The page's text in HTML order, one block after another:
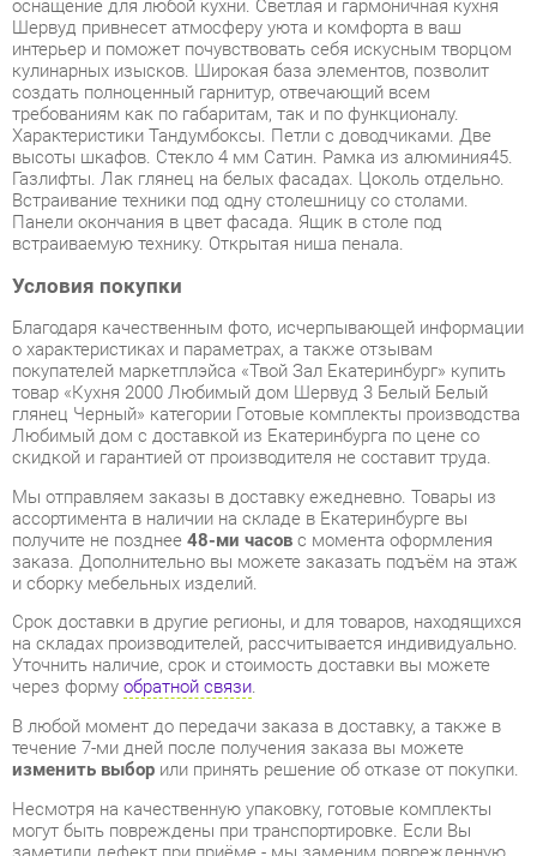
требованиям как по габаритам, так и по функционалу.
Характеристики Тандумбоксы. Петли с доводчиками. Две
высоты шкафов. Стекло 4 мм Сатин. Рамка из алюминия45.
Газлифты. Лак глянец на белых фасадах. Цоколь отдельно.
Встраивание техники под одну столешницу со столами.
Панели окончания в цвет фасада. Ящик в столе под
встраиваемую технику. Открытая ниша пенала.
Условия покупки
Благодаря качественным фото, исчерпывающей информации
о характеристиках и параметрах, а также отзывам
товар «Кухня 2000 Любимый дом Шервуд 3 Белый Белый
Любимый дом с доставкой из Екатеринбурга по цене со
скидкой и гарантией от производителя не составит труда.
Мы отправляем заказы в доставку ежедневно. Товары из
ассортимента в наличии на складе в Екатеринбурге вы
получите не позднее48-ми часовс момента оформления
заказа. Дополнительно вы можете заказать подъём на этаж
и сборку мебельных изделий.
Срок доставки в другие регионы, и для товаров, находящихся
на складах производителей, рассчитывается индивидуально.
Уточнить наличие, срок и стоимость доставки вы можете
через формуобратной связи.
В любой момент до передачи заказа в доставку, а также в
течение 7-ми дней после получения заказа вы можете
изменить выборили принять решение об отказе от покупки.
Несмотря на качественную упаковку, готовые комплекты
заметили дефект при приёме - мы заменим поврежденную
деталь.Повторная доставкатовара -бесплатна.
распространяетсягарантия 1 год, а на некоторые модели – 2
года с момента приобретения.